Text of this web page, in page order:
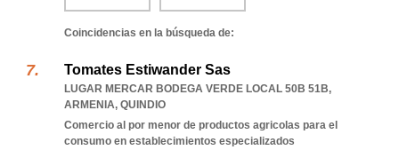
Coincidencias en la búsqueda de:
Tomates Estiwander Sas
LUGAR MERCAR BODEGA VERDE LOCAL 50B 51B,
ARMENIA, QUINDIO
Comercio al por menor de productos agricolas para el
consumo en establecimientos especializados